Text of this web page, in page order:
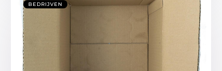
BEDRIJVEN